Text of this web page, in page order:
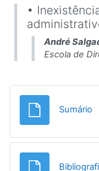
•
André
Escola de
Sumário